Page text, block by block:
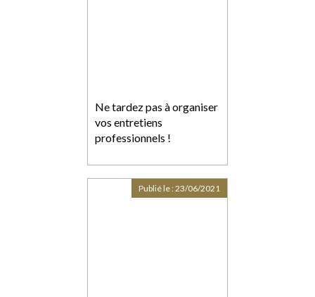
Ne tardez pas à organiser
vos entretiens
professionnels !
Publié le :23/06/2021